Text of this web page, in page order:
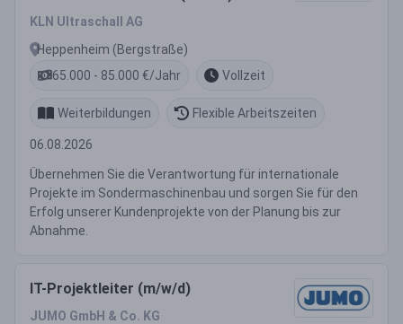
KLN Ultraschall AG
Heppenheim (Bergstraße)
65.000 - 85.000 €/Jahr
Vollzeit
Weiterbildungen Flexible Arbeitszeiten
06.08.2026
Übernehmen Sie die Verantwortung für internationale
Projekte im Sondermaschinenbau und sorgen Sie für den
Erfolg unserer Kundenprojekte von der Planung bis zur
Abnahme.
IT-Projektleiter (m/w/d)
JUMO GmbH & Co. KG